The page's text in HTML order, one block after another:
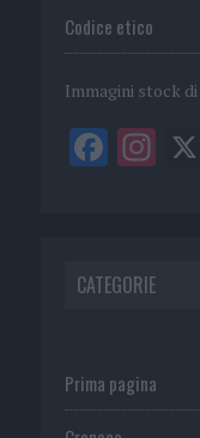
Codice etico
Immagini stock di
CATEGORIE
Prima pagina